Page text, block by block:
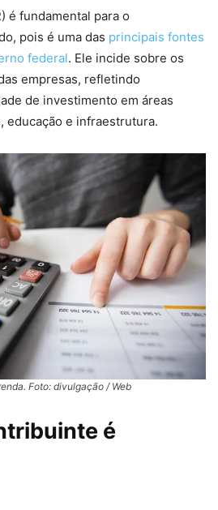
é fundamental para o
pois é uma das principais fontes
federal. Ele incide sobre os
empresas, refletindo
de investimento em áreas
educação e infraestrutura.
Foto: divulgação / Web
é